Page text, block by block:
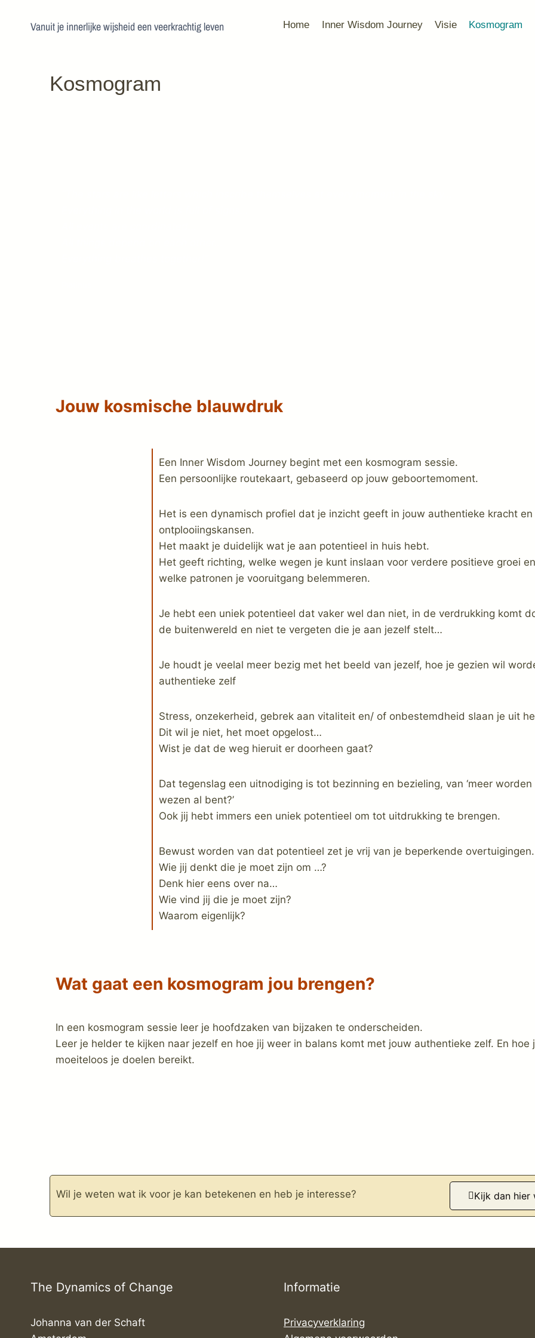
Vanuit je innerlijke wijsheid een veerkrachtig leven Home Inner Wisdom Journey Visie Kosmogram
Kosmogram
Jouw kosmische blauwdruk
Een Inner Wisdom Journey begint met een kosmogram sessie.
Een persoonlijke routekaart, gebaseerd op jouw geboortemoment.
Het is een dynamisch profiel dat je inzicht geeft in jouw authentieke kracht
ontplooiingskansen.
Het maakt je duidelijk wat je aan potentieel in huis hebt.
Het geeft richting, welke wegen je kunt inslaan voor verdere positieve groei
welke patronen je vooruitgang belemmeren.
Je hebt een uniek potentieel dat vaker wel dan niet, in de verdrukking komt
de buitenwereld en niet te vergeten die je aan jezelf stelt…
Je houdt je veelal meer bezig met het beeld van jezelf, hoe je gezien wil
authentieke zelf
Stress, onzekerheid, gebrek aan vitaliteit en/ of onbestemdheid slaan je uit
Dit wil je niet, het moet opgelost…
Wist je dat de weg hieruit er doorheen gaat?
Dat tegenslag een uitnodiging is tot bezinning en bezieling, van ‘meer
wezen al bent?’
Ook jij hebt immers een uniek potentieel om tot uitdrukking te brengen.
Bewust worden van dat potentieel zet je vrij van je beperkende overtuigingen.
Wie jij denkt die je moet zijn om …?
Denk hier eens over na…
Wie vind jij die je moet zijn?
Waarom eigenlijk?
Wat gaat een kosmogram jou brengen?
In een kosmogram sessie leer je hoofdzaken van bijzaken te onderscheiden.
Leer je helder te kijken naar jezelf en hoe jij weer in balans komt met jouw authentieke zelf. En
moeiteloos je doelen bereikt.
Wil je weten wat ik voor je kan betekenen en heb je interesse? Kijk dan hier
The Dynamics of Change
Johanna van der Schaft
Informatie
Privacyverklaring